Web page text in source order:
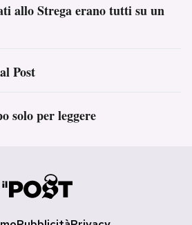
allo Strega erano tutti su un
Post
solo per leggere